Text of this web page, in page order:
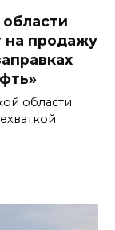
на продажу
области